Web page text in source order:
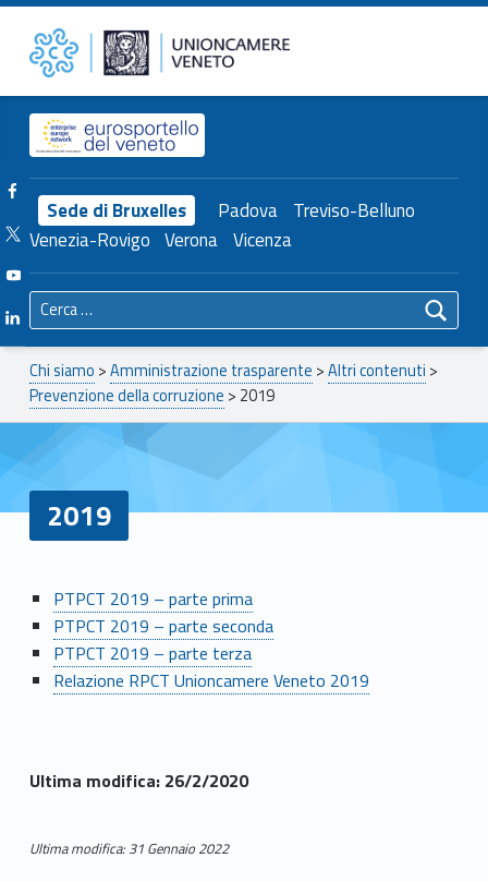
2019 – Unioncamere del Veneto Unioncamere del Veneto
Header info sidebar
Sede di Bruxelles Padova Treviso-Belluno
Venezia-Rovigo Verona Vicenza
Facebook Unioncamere Veneto
Twitter Unioncamere Veneto
Youtube Unioncamere Veneto
Linkedin Unioncamere Veneto
Ricerca per:
Breadcrumbs navigation
Chi siamo >Amministrazione trasparente >Altri contenuti >
Prevenzione della corruzione > 2019
2019
2
0
1
PTPCT 2019 – parte prima
PTPCT 2019 – parte seconda
PTPCT 2019 – parte terza
Relazione RPCT Unioncamere Veneto 2019
Ultima modifica: 26/2/2020
Ultima modifica: 31 Gennaio 2022
Skip back to main navigation